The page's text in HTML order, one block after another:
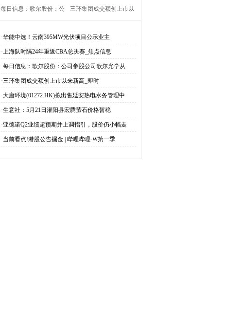
每日信息：歌尔股份：公
光波导产品的研发制造
三环集团成交额创上市以
·华能中选！云南395MW光伏项目公示业主
·上海队时隔24年重返CBA总决赛_焦点信息
·每日信息：歌尔股份：公司参股公司歌尔光学从
·三环集团成交额创上市以来新高_即时
·大唐环境(01272.HK)拟出售延安热电水务管理中
·生意社：5月21日灌阳县宏腾萤石价格暂稳
·亚德诺Q2业绩超预期并上调指引，股价仍小幅走
·当前看点!港股公告掘金 | 哔哩哔哩-W第一季